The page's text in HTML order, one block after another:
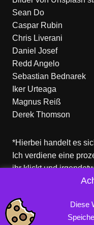
Sean Do
Caspar Rubin
Chris Liverani
Daniel Josef
Redd Angelo
Sebastian Bednarek
Iker Urteaga
Magnus Reiß
Derek Thomson
*Hierbei handelt es
Ich verdiene eine
ihr klickt und
Produkte dort sind
Diese